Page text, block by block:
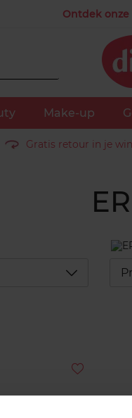
Ontdek
Make-up
Gratis retour in je
Déplier